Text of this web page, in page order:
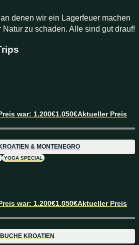
denen wir ein Lagerfeuer machen
Natur zu schaden. Alle sind gut drauf!
war: 1.200€1.050€Aktueller Preis
& MONTENEGRO
YOGA SPECIAL
war: 1.200€1.050€Aktueller Preis
BUCHE KROATIEN